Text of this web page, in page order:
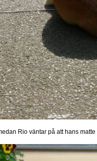
Rio väntar på att hans